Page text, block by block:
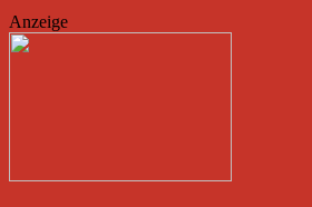
Anzeige